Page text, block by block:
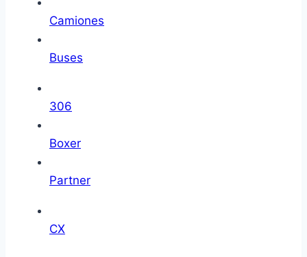
Camiones
Buses
306
Boxer
Partner
CX